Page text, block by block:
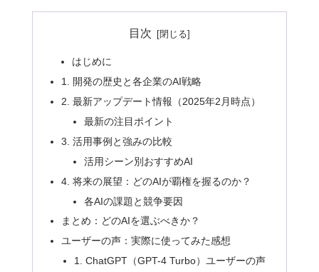
目次
はじめに
1. 開発の歴史と各企業のAI戦略
2. 最新アップデート情報（2025年2月時点）
最新の注目ポイント
3. 活用事例と強みの比較
活用シーン別おすすめAI
4. 将来の展望：どのAIが覇権を握るのか？
各AIの課題と競争要因
まとめ：どのAIを選ぶべきか？
ユーザーの声：実際に使ってみた感想
1. ChatGPT（GPT-4 Turbo）ユーザーの声